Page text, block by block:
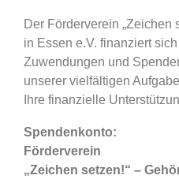
Der Förderverein „Zeichen
in Essen e.V. finanziert
Zuwendungen und
unserer vielfältigen
Ihre finanzielle
Spendenkonto:
Förderverein
„Zeichen setzen!“ –